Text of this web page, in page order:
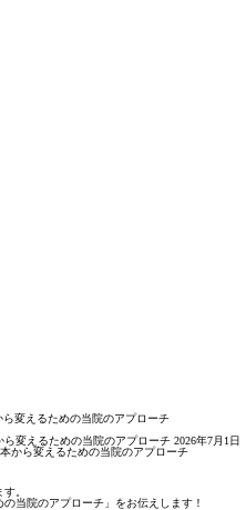
変えるための当院のアプローチ
変えるための当院のアプローチ 2026年7月1日
。
当院のアプローチ」をお伝えします！